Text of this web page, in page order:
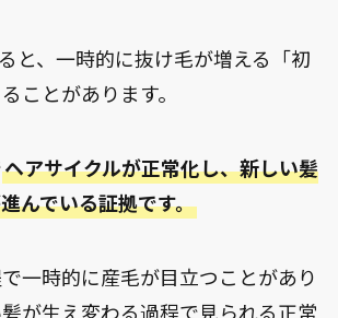
と、一時的に抜け毛が増える「初
ことがあります。
ヘアサイクルが正常化し、新しい髪
んでいる証拠です。
一時的に産毛が目立つことがあり
が生え変わる過程で見られる正常